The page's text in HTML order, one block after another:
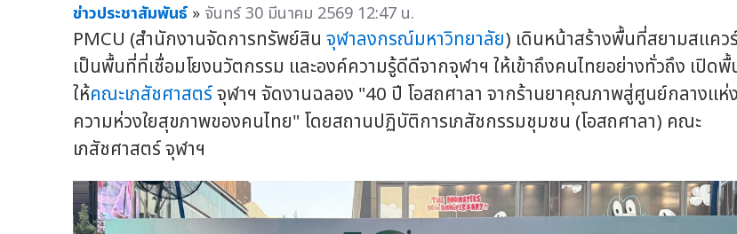
ข่าวประชาสัมพันธ์ » จันทร์ 30 มีนาคม 2569 12:47 น.
PMCU (สำนักงานจัดการทรัพย์สิน จุฬาลงกรณ์มหาวิทยาลัย) เดินหน้าสร้างพื้นที่สยามสแคว
เป็นพื้นที่ที่เชื่อมโยงนวัตกรรม และองค์ความรู้ดีดีจากจุฬาฯ ให้เข้าถึงคนไทยอย่างทั่วถึง เปิด
ให้คณะเภสัชศาสตร์จุฬาฯ จัดงานฉลอง "40 ปี โอสถศาลา จากร้านยาคุณภาพสู่ศูนย์กลางแห่ง
ความห่วงใยสุขภาพของคนไทย" โดยสถานปฏิบัติการเภสัชกรรมชุมชน (โอสถศาลา) คณะ
เภสัชศาสตร์ จุฬาฯ